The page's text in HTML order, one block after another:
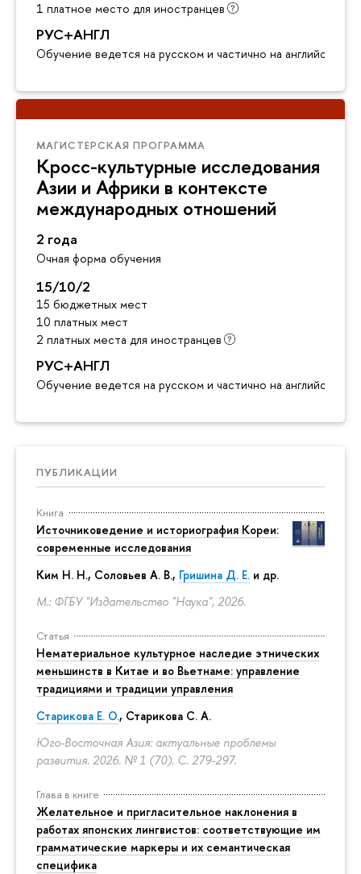
1 платное место для иностранцев
РУС+АНГЛ
Обучение ведется на русском и частично на английском
МАГИСТЕРСКАЯ ПРОГРАММА
Кросс-культурные исследования
Азии и Африки в контексте
международных отношений
2 года
Очная форма обучения
15/10/2
15 бюджетных мест
10 платных мест
2 платных места для иностранцев
РУС+АНГЛ
Обучение ведется на русском и частично на английском
ПУБЛИКАЦИИ
Книга
Источниковедение и историография Кореи:
современные исследования
Ким Н. Н., Соловьев А. В., Гришина Д. Е. и др.
М.: ФГБУ "Издательство "Наука", 2026.
Статья
Нематериальное культурное наследие этнических
меньшинств в Китае и во Вьетнаме: управление
традициями и традиции управления
Старикова Е. О., Старикова С. А.
Юго-Восточная Азия: актуальные проблемы
развития. 2026. № 1 (70). С. 279-297.
Глава в книге
Желательное и пригласительное наклонения в
работах японских лингвистов: соответствующие им
грамматические маркеры и их семантическая
специфика